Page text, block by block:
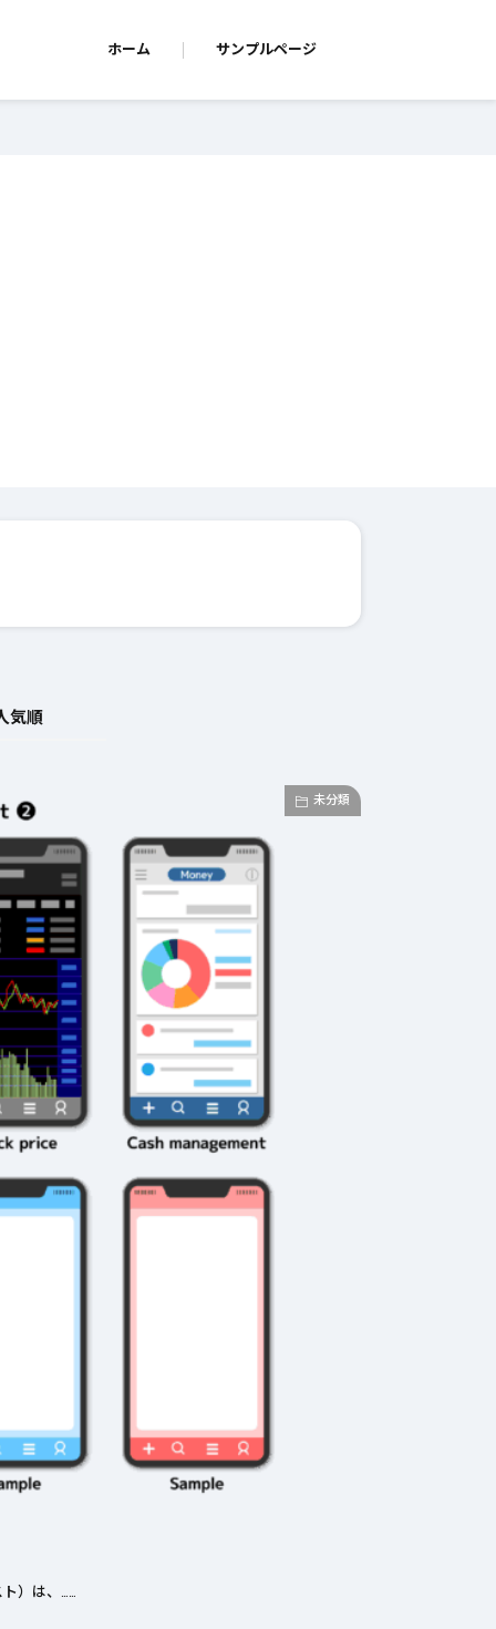
ホーム サンプルページ
きたい
クニッ
2026年3月23日 #
ガチャ運がアップする
かも？モンストの都市
伝説を解明！
気順
未分類
）は、……